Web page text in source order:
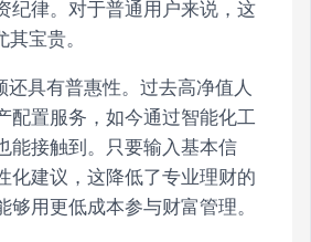
纪律。对于普通用户来说，这
宝贵。
还具有普惠性。过去高净值人
配置服务，如今通过智能化工
能接触到。只要输入基本信
化建议，这降低了专业理财的
够用更低成本参与财富管理。